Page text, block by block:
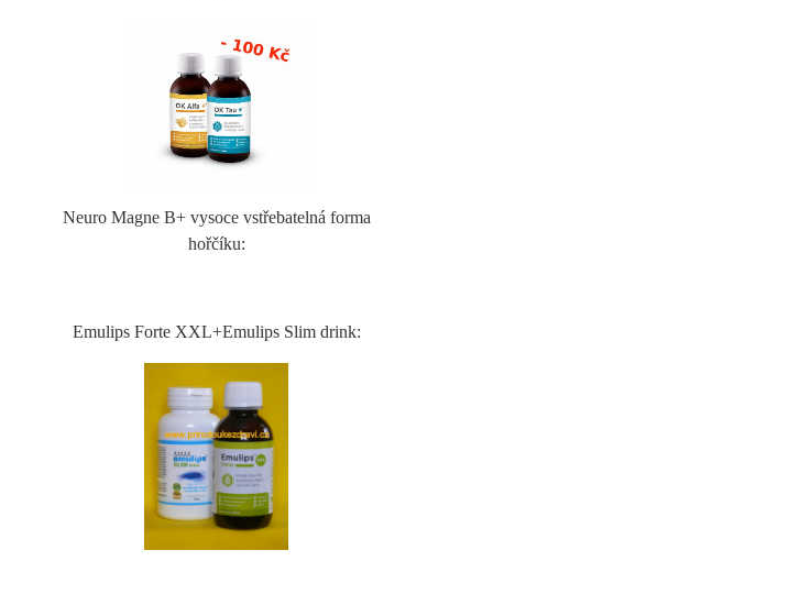
Neuro Magne B+ vysoce vstřebatelná forma
hořčíku:
Emulips Forte XXL+Emulips Slim drink: